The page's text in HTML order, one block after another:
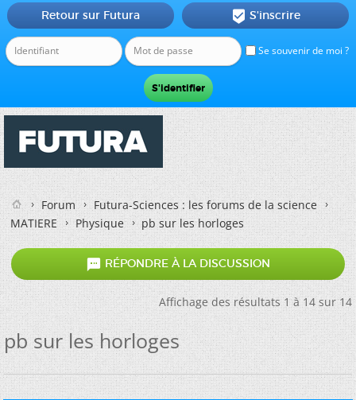
Se souvenir de moi ?
Retour sur Futura  S'inscrire
Forum
Futura-Sciences : les forums de la science
MATIERE
Physique pb sur les horloges
 RÉPONDRE À LA DISCUSSION
Affichage des résultats 1 à 14 sur 14
pb sur les horloges